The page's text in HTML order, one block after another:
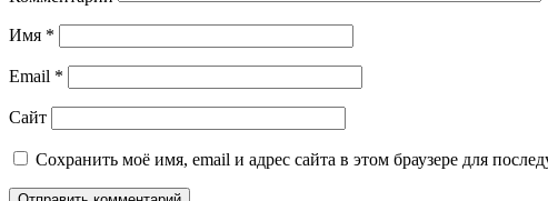
Имя *
Email *
Сайт
Сохранить моё имя, email и адрес сайта в этом браузере для